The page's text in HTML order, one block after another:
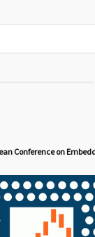
Conference on